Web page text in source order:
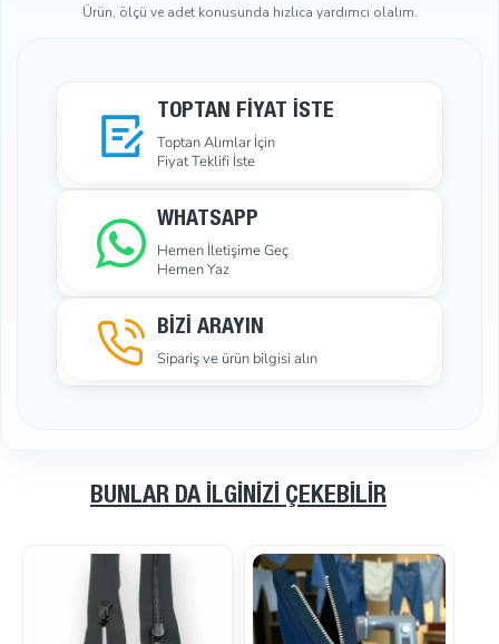
Ürün, ölçü ve adet konusunda hızlıca yardımcı olalım.
TOPTAN FIYAT İSTE
Toptan Alımlar İçin
Fiyat Teklifi İste
WHATSAPP
Hemen İletişime Geç
Hemen Yaz
BİZİ ARAYIN
Sipariş ve ürün bilgisi alın
BUNLAR DA İLGINIZI ÇEKEBILIR